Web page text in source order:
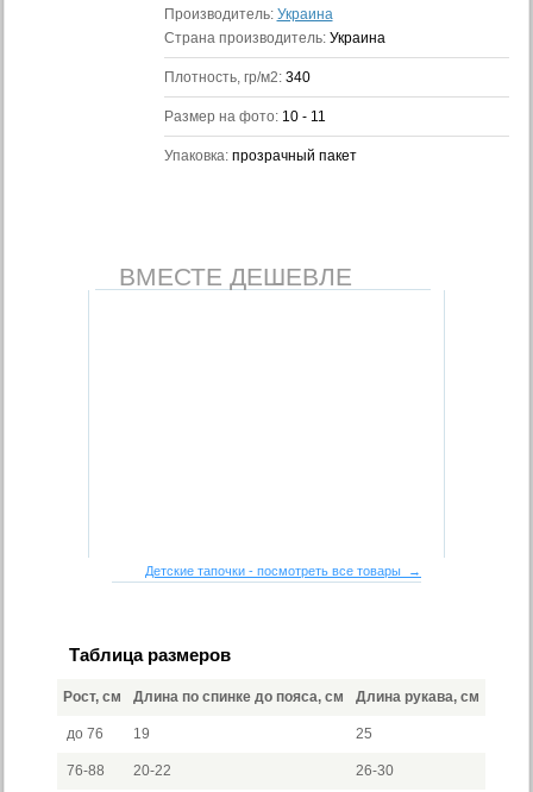
Производитель: Украина
Страна производитель: Украина
Плотность, гр/м2: 340
Размер на фото: 10 - 11
Упаковка: прозрачный пакет
ВМЕСТЕ ДЕШЕВЛЕ
Детские тапочки - посмотреть все товары →
Таблица размеров
Рост, см Длина по спинке до пояса, см Длина рукава, см
до 76 19 25
76-88 20-22 26-30